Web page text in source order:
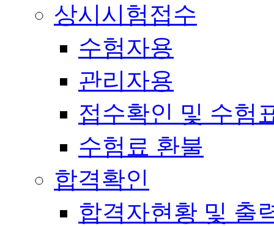
상시시험접수
수험자용
관리자용
접수확인 및 수험
수험료 환불
합격확인
합격자현황 및 출